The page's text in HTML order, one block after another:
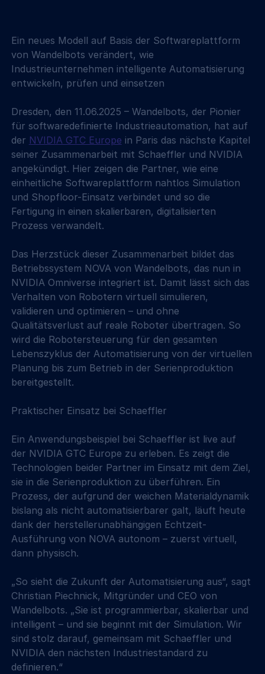
Ein neues Modell auf Basis der Softwareplattform
von Wandelbots verändert, wie
Industrieunternehmen intelligente Automatisierung
entwickeln, prüfen und einsetzen
Dresden, den 11.06.2025 – Wandelbots, der Pionier
für softwaredefinierte Industrieautomation, hat auf
der NVIDIA GTC Europe in Paris das nächste Kapitel
seiner Zusammenarbeit mit Schaeffler und NVIDIA
angekündigt. Hier zeigen die Partner, wie eine
einheitliche Softwareplattform nahtlos Simulation
und Shopfloor-Einsatz verbindet und so die
Fertigung in einen skalierbaren, digitalisierten
Prozess verwandelt.
Das Herzstück dieser Zusammenarbeit bildet das
Betriebssystem NOVA von Wandelbots, das nun in
NVIDIA Omniverse integriert ist. Damit lässt sich das
Verhalten von Robotern virtuell simulieren,
validieren und optimieren – und ohne
Qualitätsverlust auf reale Roboter übertragen. So
wird die Robotersteuerung für den gesamten
Lebenszyklus der Automatisierung von der virtuellen
Planung bis zum Betrieb in der Serienproduktion
bereitgestellt.
Praktischer Einsatz bei Schaeffler
Ein Anwendungsbeispiel bei Schaeffler ist live auf
der NVIDIA GTC Europe zu erleben. Es zeigt die
Technologien beider Partner im Einsatz mit dem Ziel,
sie in die Serienproduktion zu überführen. Ein
Prozess, der aufgrund der weichen Materialdynamik
bislang als nicht automatisierbarer galt, läuft heute
dank der herstellerunabhängigen Echtzeit-
Ausführung von NOVA autonom – zuerst virtuell,
dann physisch.
„So sieht die Zukunft der Automatisierung aus“, sagt
Christian Piechnick, Mitgründer und CEO von
Wandelbots. „Sie ist programmierbar, skalierbar und
intelligent – und sie beginnt mit der Simulation. Wir
sind stolz darauf, gemeinsam mit Schaeffler und
NVIDIA den nächsten Industriestandard zu
definieren.“